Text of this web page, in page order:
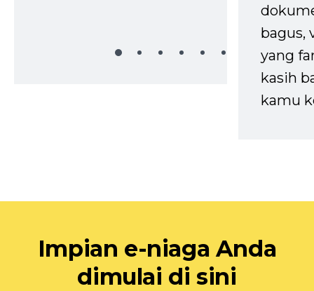
bagus,
yang
kasih
kamu
Impian e-niaga Anda
dimulai di sini